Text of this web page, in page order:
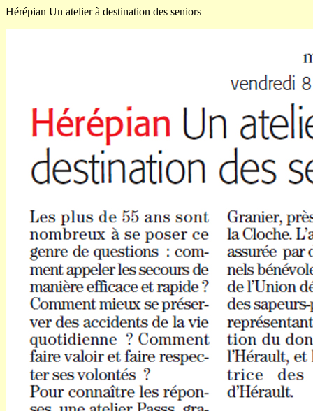
Hérépian Un atelier à destination des seniors